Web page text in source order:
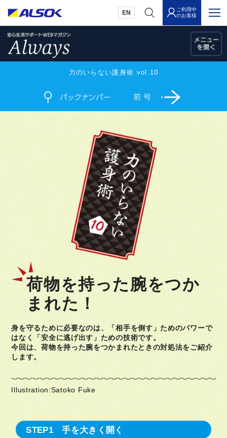
EN
ご利用中
のお客様
力のいらない護身術 vol.10
荷物を持った腕をつか
まれた！
身を守るために必要なのは、「相手を倒す」ためのパワーで
はなく「安全に逃げ出す」ための技術です。
今回は、荷物を持った腕をつかまれたときの対処法をご紹介
します。
Illustration:Satoko Fuke
STEP1 手を大きく開く